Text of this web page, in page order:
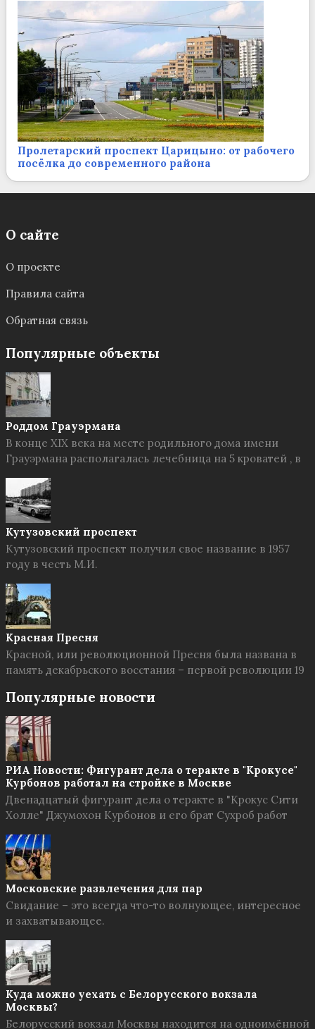
Пролетарский проспект Царицыно: от рабочего
посёлка до современного района
О сайте
О проекте
Правила сайта
Обратная связь
Популярные объекты
Роддом Грауэрмана
В конце XIX века на месте родильного дома имени
Грауэрмана располагалась лечебница на 5 кроватей , в
Кутузовский проспект
Кутузовский проспект получил свое название в 1957
году в честь М.И.
Красная Пресня
Красной, или революционной Пресня была названа в
память декабрьского восстания – первой революции 19
Популярные новости
РИА Новости: Фигурант дела о теракте в "Крокусе"
Курбонов работал на стройке в Москве
Двенадцатый фигурант дела о теракте в "Крокус Сити
Холле" Джумохон Курбонов и его брат Сухроб работ
Московские развлечения для пар
Свидание – это всегда что-то волнующее, интересное
и захватывающее.
Куда можно уехать с Белорусского вокзала
Москвы?
Белорусский вокзал Москвы находится на одноимённой